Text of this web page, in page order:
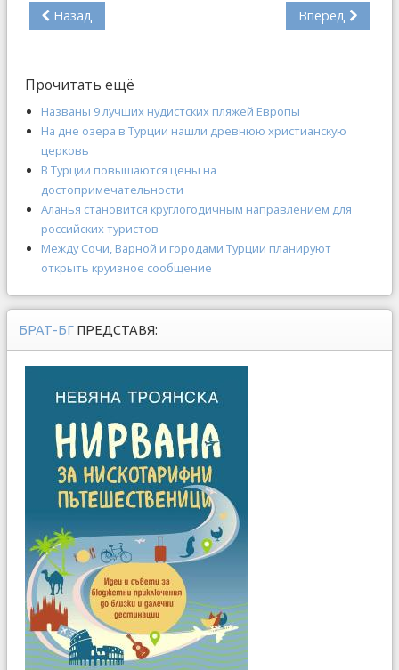
Назад Вперед
Прочитать ещё
Названы 9 лучших нудистских пляжей Европы
На дне озера в Турции нашли древнюю христианскую
церковь
В Турции повышаются цены на
достопримечательности
Аланья становится круглогодичным направлением для
российских туристов
Между Сочи, Варной и городами Турции планируют
открыть круизное сообщение
БРАТ-БГ ПРЕДСТАВЯ: